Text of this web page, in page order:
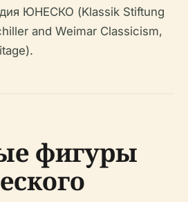
ЮНЕСКО (Klassik Stiftung
and Weimar Classicism,
фигуры